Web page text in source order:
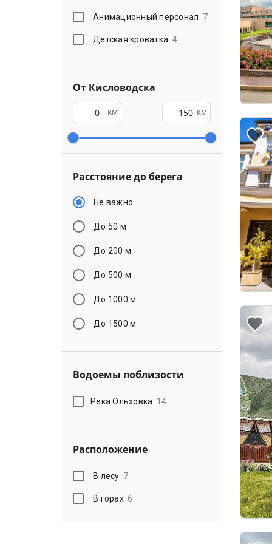
Анимационный персонал 7
Детская кроватка 4
От Кисловодска
км км
Расстояние до берега
Не важно
До 50 м
До 200 м
До 500 м
До 1000 м
До 1500 м
Водоемы поблизости
Река Ольховка 14
Расположение
В лесу 7
В горах 6